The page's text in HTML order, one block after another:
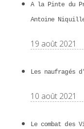
A la Pinte du
Antoine
19 août 2021
Les naufragés
10 août 2021
Le combat des